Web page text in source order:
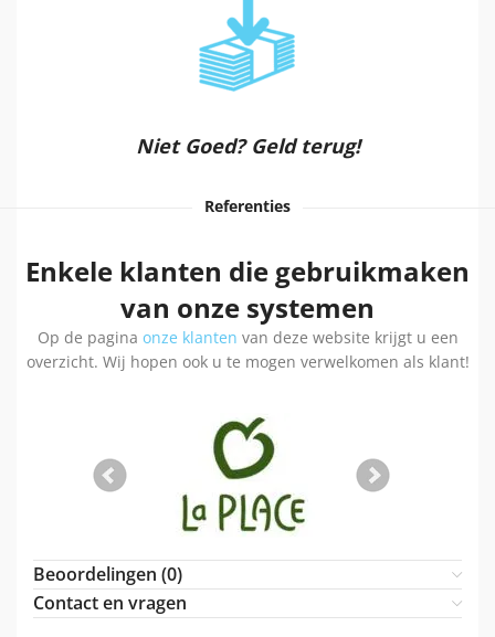
Niet Goed? Geld terug!
Referenties
Enkele klanten die gebruikmaken
van onze systemen
Op de pagina onze klanten van deze website krijgt u een
overzicht. Wij hopen ook u te mogen verwelkomen als klant!
Beoordelingen (0)
Contact en vragen